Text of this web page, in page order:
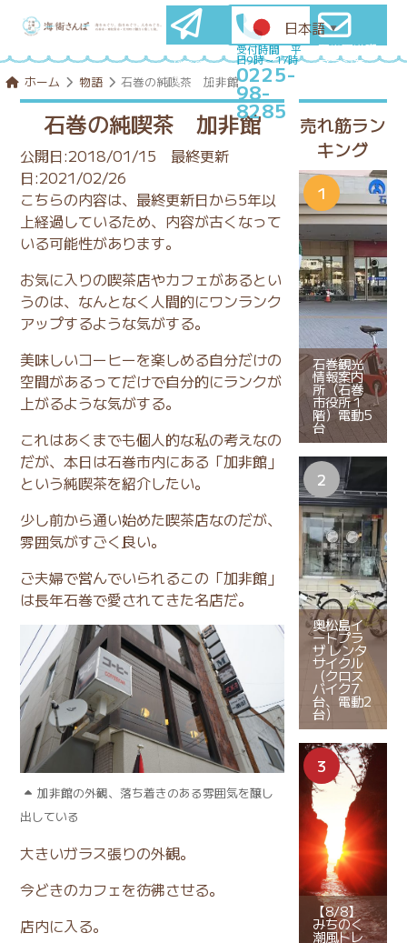
メールマ
ガ登録
はこちら
受付時間 平
日9時～17時
0225-
98-
8285
石巻圏満喫
プランを
ホーム 物語 石巻の純喫茶 加非館
石巻の純喫茶 加非館
公開日:2018/01/15 最終更新
日:2021/02/26
こちらの内容は、最終更新日から5年以
上経過しているため、内容が古くなって
いる可能性があります。
お気に入りの喫茶店やカフェがあるとい
うのは、なんとなく人間的にワンランク
アップするような気がする。
美味しいコーヒーを楽しめる自分だけの
空間があるってだけで自分的にランクが
上がるような気がする。
これはあくまでも個人的な私の考えなの
だが、本日は石巻市内にある「加非館」
という純喫茶を紹介したい。
少し前から通い始めた喫茶店なのだが、
雰囲気がすごく良い。
ご夫婦で営んでいられるこの「加非館」
は長年石巻で愛されてきた名店だ。
加非館の外観、落ち着きのある雰囲気を醸し
出している
大きいガラス張りの外観。
今どきのカフェを彷彿させる。
店内に入る。
売れ筋ラン
キング
石巻観光
情報案内
所（石巻
市役所１
階）電動5
台
奥松島イ
ートプラ
ザ レンタ
サイクル
（クロス
バイク7
台、電動2
台）
【8/8】
みちのく
潮風トレ
日本語 ▼